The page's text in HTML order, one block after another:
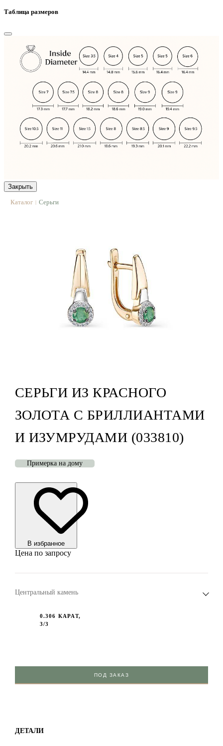
Таблица размеров
Закрыть
Каталог | Серьги
СЕРЬГИ ИЗ КРАСНОГО
ЗОЛОТА С БРИЛЛИАНТАМИ
И ИЗУМРУДАМИ (033810)
Примерка на дому
В избранноe
Цена по запросу
Центральный камень
0.306 КАРАТ,
3/3
ПОД ЗАКАЗ
ДЕТАЛИ